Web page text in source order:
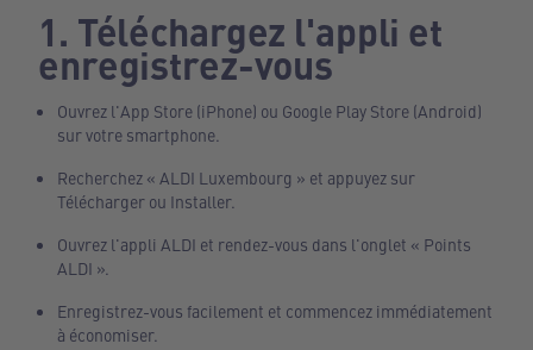
1. Téléchargez l'appli et
enregistrez-vous
Ouvrez l'App Store (iPhone) ou Google Play Store (Android)
sur votre smartphone.
Recherchez « ALDI Luxembourg » et appuyez sur
Télécharger ou Installer.
Ouvrez l'appli ALDI et rendez-vous dans l'onglet « Points
ALDI ».
Enregistrez-vous facilement et commencez immédiatement
à économiser.